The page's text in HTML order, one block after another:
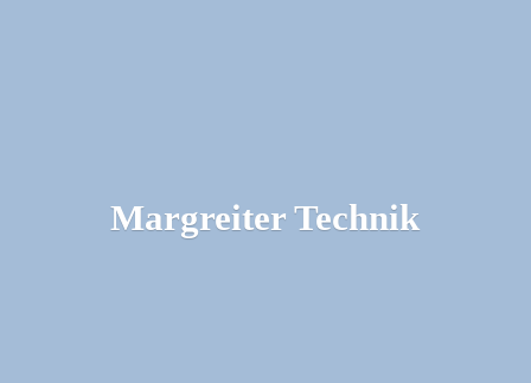
Margreiter Technik